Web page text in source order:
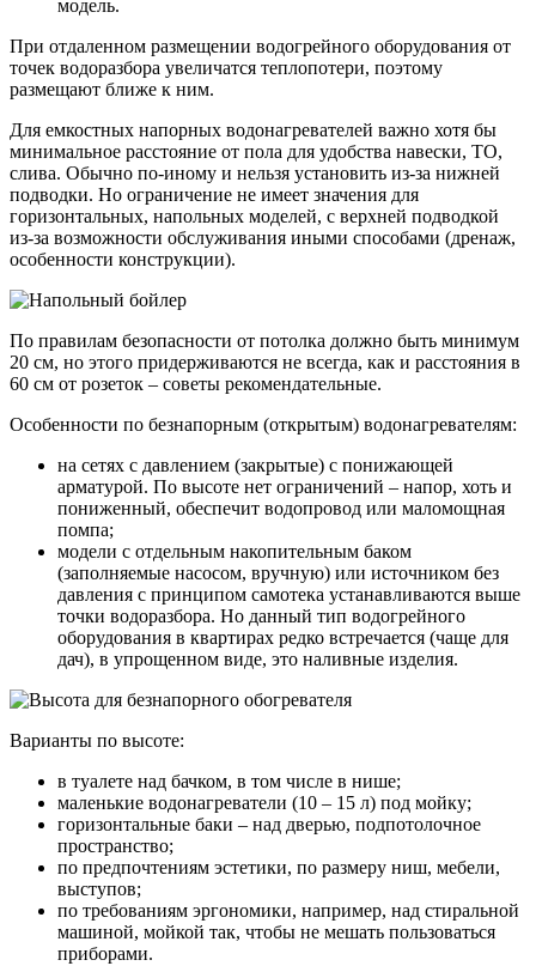
модель.
При отдаленном размещении водогрейного оборудования от
точек водоразбора увеличатся теплопотери, поэтому
размещают ближе к ним.
Для емкостных напорных водонагревателей важно хотя бы
минимальное расстояние от пола для удобства навески, ТО,
слива. Обычно по-иному и нельзя установить из-за нижней
подводки. Но ограничение не имеет значения для
горизонтальных, напольных моделей, с верхней подводкой
из-за возможности обслуживания иными способами (дренаж,
особенности конструкции).
По правилам безопасности от потолка должно быть минимум
20 см, но этого придерживаются не всегда, как и расстояния в
60 см от розеток – советы рекомендательные.
Особенности по безнапорным (открытым) водонагревателям:
на сетях с давлением (закрытые) с понижающей
арматурой. По высоте нет ограничений – напор, хоть и
пониженный, обеспечит водопровод или маломощная
помпа;
модели с отдельным накопительным баком
(заполняемые насосом, вручную) или источником без
давления с принципом самотека устанавливаются выше
точки водоразбора. Но данный тип водогрейного
оборудования в квартирах редко встречается (чаще для
дач), в упрощенном виде, это наливные изделия.
Варианты по высоте:
в туалете над бачком, в том числе в нише;
маленькие водонагреватели (10 – 15 л) под мойку;
горизонтальные баки – над дверью, подпотолочное
пространство;
по предпочтениям эстетики, по размеру ниш, мебели,
выступов;
по требованиям эргономики, например, над стиральной
машиной, мойкой так, чтобы не мешать пользоваться
приборами.